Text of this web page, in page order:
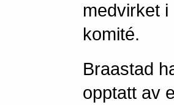
medvirket
komité.
Braastad
opptatt av